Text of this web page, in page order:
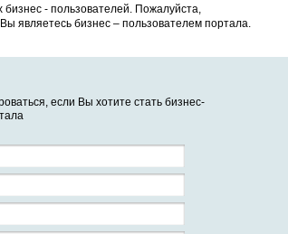
- пользователей. Пожалуйста,
являетесь бизнес – пользователем портала.
если Вы хотите стать бизнес-